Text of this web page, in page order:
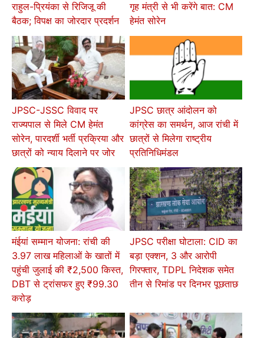
राहुल-प्रियंका से रिजिजू की
बैठक; विपक्ष का जोरदार प्रदर्शन
गृह मंत्री से भी करेंगे बात: CM
हेमंत सोरेन
JPSC-JSSC विवाद पर
राज्यपाल से मिले CM हेमंत
सोरेन, पारदर्शी भर्ती प्रक्रिया और
छात्रों को न्याय दिलाने पर जोर
JPSC छात्र आंदोलन को
कांग्रेस का समर्थन, आज रांची में
छात्रों से मिलेगा राष्ट्रीय
प्रतिनिधिमंडल
मंईयां सम्मान योजना: रांची की
3.97 लाख महिलाओं के खातों में
पहुंची जुलाई की ₹2,500 किस्त,
DBT से ट्रांसफर हुए ₹99.30
करोड़
JPSC परीक्षा घोटाला: CID का
बड़ा एक्शन, 3 और आरोपी
गिरफ्तार, TDPL निदेशक समेत
तीन से रिमांड पर दिनभर पूछताछ